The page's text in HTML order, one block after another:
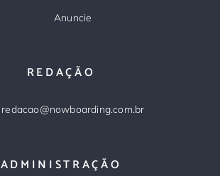
Anuncie
REDAÇÃO
redacao@nowboarding.com.br
ADMINISTRAÇÃO